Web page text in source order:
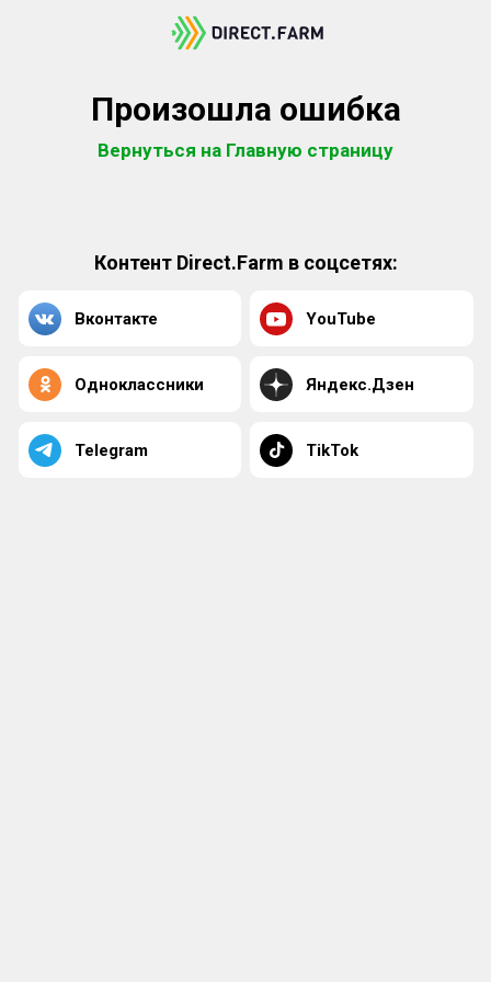
Произошла ошибка
Вернуться на Главную страницу
Контент Direct.Farm в соцсетях:
Вконтакте YouTube
Одноклассники Яндекс.Дзен
Telegram TikTok